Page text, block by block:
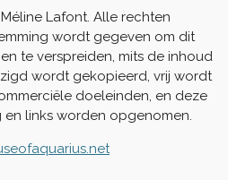
Lafont. Alle rechten
wordt gegeven om dit
te verspreiden, mits de inhoud
wordt gekopieerd, vrij wordt
doeleinden, en deze
links worden opgenomen.